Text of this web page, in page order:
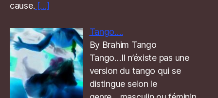
cause. […]
Tango….
By Brahim Tango
Tango…Il n’éxiste pas une
version du tango qui se
distingue selon le